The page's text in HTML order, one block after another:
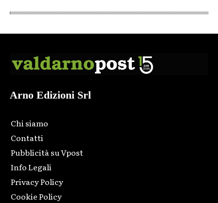
Arno Edizioni Srl
Chi siamo
Contatti
Pubblicità su Vpost
Info Legali
Privacy Policy
Cookie Policy